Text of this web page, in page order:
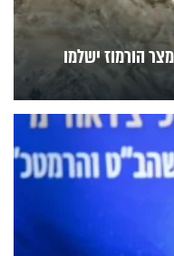
הורמוז ישלמו